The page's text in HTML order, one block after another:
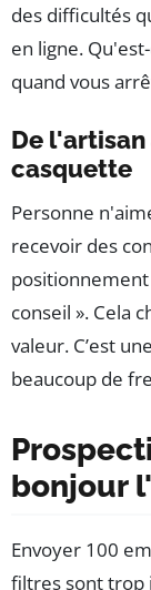
des difficultés
en ligne.
quand vous
De
casquette
Personne
recevoir des
positionnement
conseil ». Cela
valeur. C’est
beaucoup de
bonjour
Envoyer 100
filtres sont trop